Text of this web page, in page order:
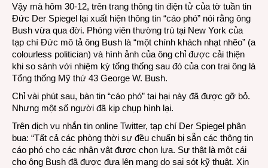
Vậy mà hôm 30-12, trên trang thông tin điện tử của tờ tuần tin
Đức Der Spiegel lại xuất hiện thông tin “cáo phó” nói rằng ông
Bush vừa qua đời. Phóng viên thường trú tại New York của
tạp chí Đức mô tả ông Bush là “một chính khách nhạt nhẽo” (a
colourless politician) và hình ảnh của ông chỉ được cải thiện
khi so sánh với nhiệm kỳ tổng thống sau đó của con trai ông là
Tổng thống Mỹ thứ 43 George W. Bush.
Chỉ vài phút sau, bàn tin “cáo phó” tai hại này đã được gỡ bỏ.
Nhưng một số người đã kịp chụp hình lại.
Trên dịch vụ nhắn tin online Twitter, tạp chí Der Spiegel phân
bua: “Tất cả các phòng thời sự đều chuẩn bị sẵn các thông tin
cáo phó cho các nhân vật được chọn lựa. Sự thật là một cái
cho ông Bush đã được đưa lên mạng do sai sót kỹ thuật. Xin